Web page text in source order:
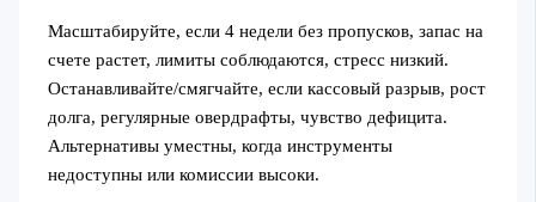
Масштабируйте, если 4 недели без пропусков, запас на
счете растет, лимиты соблюдаются, стресс низкий.
Останавливайте/смягчайте, если кассовый разрыв, рост
долга, регулярные овердрафты, чувство дефицита.
Альтернативы уместны, когда инструменты
недоступны или комиссии высоки.